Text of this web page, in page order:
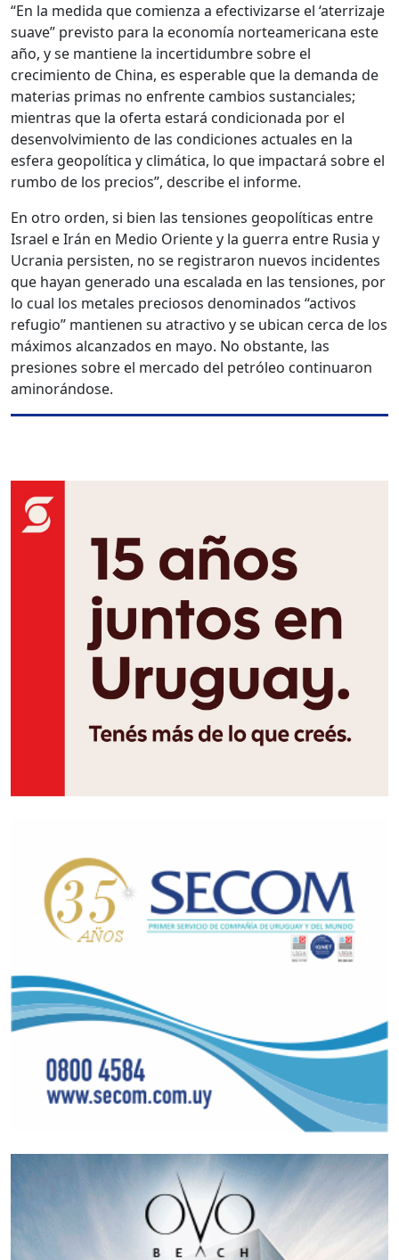
“En la medida que comienza a efectivizarse el ‘aterrizaje
suave” previsto para la economía norteamericana este
año, y se mantiene la incertidumbre sobre el
crecimiento de China, es esperable que la demanda de
materias primas no enfrente cambios sustanciales;
mientras que la oferta estará condicionada por el
desenvolvimiento de las condiciones actuales en la
esfera geopolítica y climática, lo que impactará sobre el
rumbo de los precios”, describe el informe.
En otro orden, si bien las tensiones geopolíticas entre
Israel e Irán en Medio Oriente y la guerra entre Rusia y
Ucrania persisten, no se registraron nuevos incidentes
que hayan generado una escalada en las tensiones, por
lo cual los metales preciosos denominados “activos
refugio” mantienen su atractivo y se ubican cerca de los
máximos alcanzados en mayo. No obstante, las
presiones sobre el mercado del petróleo continuaron
aminorándose.